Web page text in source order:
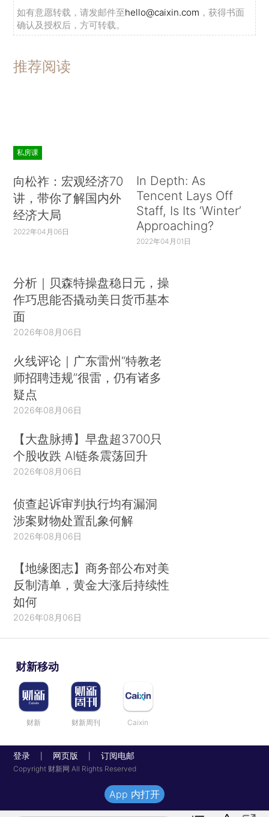
如有意愿转载，请发邮件至hello@caixin.com ，获得书面
确认及授权后，方可转载。
推荐阅读
私房课
向松祚：宏观经济70
讲，带你了解国内外
经济大局
2022年04月06日
In Depth: As
Tencent Lays Off
Staff, Is Its ‘Winter’
Approaching?
2022年04月01日
分析｜贝森特操盘稳日元，操
作巧思能否撬动美日货币基本
面
2026年08月06日
火线评论｜广东雷州“特教老
师招聘违规”很雷，仍有诸多
疑点
2026年08月06日
【大盘脉搏】早盘超3700只
个股收跌 AI链条震荡回升
2026年08月06日
侦查起诉审判执行均有漏洞
涉案财物处置乱象何解
2026年08月06日
【地缘图志】商务部公布对美
反制清单，黄金大涨后持续性
如何
2026年08月06日
财新移动
财新 财新周刊 Caixin
登录 网页版 订阅电邮
Copyright 财新网 All Rights Reserved
App 内打开